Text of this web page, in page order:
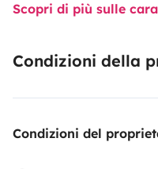
Scopri di più sulle
Condizioni della
Condizioni del